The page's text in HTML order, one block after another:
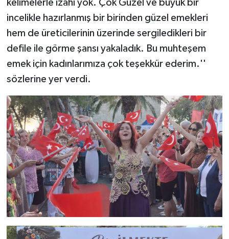
kelimelerle izahı yok. Çok Güzel ve büyük bir
incelikle hazırlanmış bir birinden güzel emekleri
hem de üreticilerinin üzerinde sergiledikleri bir
defile ile görme şansı yakaladık. Bu muhteşem
emek için kadınlarımıza çok teşekkür ederim.''
sözlerine yer verdi.